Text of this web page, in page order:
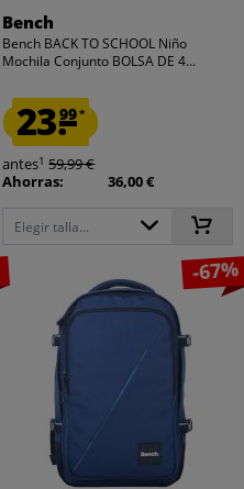
Bench
Bench BACK TO SCHOOL Niño
Mochila Conjunto BOLSA DE 4...
23.99*
antes1 59,99 €
Ahorras:
36,00 €
Elegir talla...
-67%